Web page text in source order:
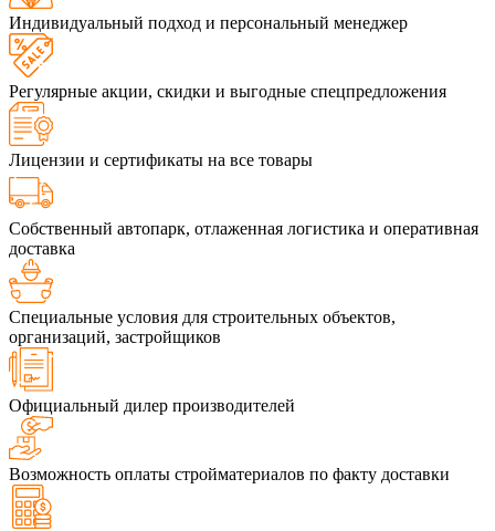
Индивидуальный подход и персональный менеджер
Регулярные акции, скидки и выгодные спецпредложения
Лицензии и сертификаты на все товары
Собственный автопарк, отлаженная логистика и оперативная
доставка
Специальные условия для строительных объектов,
организаций, застройщиков
Официальный дилер производителей
Возможность оплаты стройматериалов по факту доставки